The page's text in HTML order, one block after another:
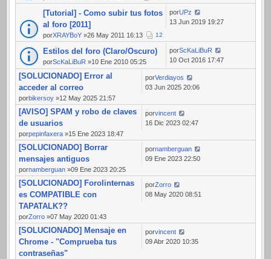
[Tutorial] - Como subir tus fotos
al foro [2011]
porXRAYBoY »26 May 2011 16:13 12
porUPz
13 Jun 2019 19:27
Estilos del foro (Claro/Oscuro)
porScKaLiBuR »10 Ene 2010 05:25
porScKaLiBuR
10 Oct 2016 17:47
[SOLUCIONADO] Error al
acceder al correo
porbikersoy »12 May 2025 21:57
porVerdiayos
03 Jun 2025 20:06
[AVISO] SPAM y robo de claves
de usuarios
porpepinfaxera »15 Ene 2023 18:47
porvincent
16 Dic 2023 02:47
[SOLUCIONADO] Borrar
mensajes antiguos
pornamberguan »09 Ene 2023 20:25
pornamberguan
09 Ene 2023 22:50
[SOLUCIONADO] Forolinternas
es COMPATIBLE con
TAPATALK??
porZorro »07 May 2020 01:43
porZorro
08 May 2020 08:51
[SOLUCIONADO] Mensaje en
Chrome - "Comprueba tus
contraseñas"
porvincent
09 Abr 2020 10:35